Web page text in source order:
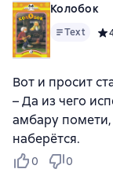
Колобок
Text
Вот и просит
– Да из чего
амбару помети,
наберётся.
0 0